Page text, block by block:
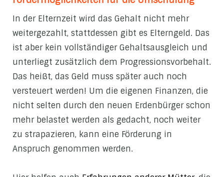
In der Elternzeit wird das Gehalt nicht mehr
weitergezahlt, stattdessen gibt es Elterngeld. Das
ist aber kein vollständiger Gehaltsausgleich und
unterliegt zusätzlich dem Progressionsvorbehalt.
Das heißt, das Geld muss später auch noch
versteuert werden! Um die eigenen Finanzen, die
nicht selten durch den neuen Erdenbürger schon
mehr belastet werden als gedacht, noch weiter
zu strapazieren, kann eine Förderung in
Anspruch genommen werden.